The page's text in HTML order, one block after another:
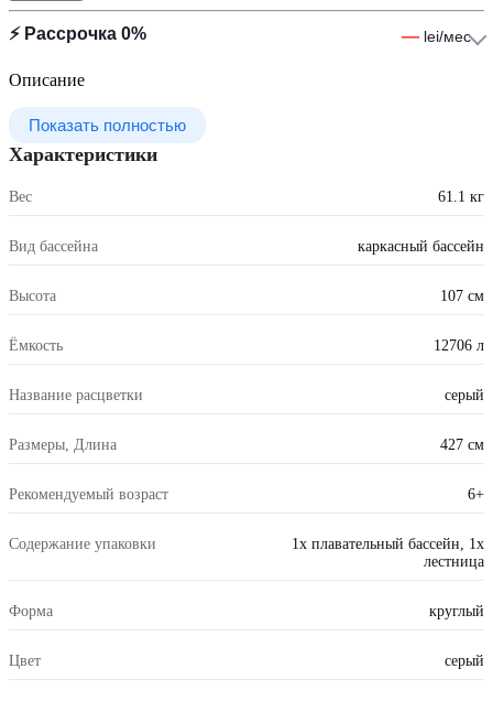
⚡ Рассрочка 0% — lei/мес
Описание
Показать полностью
Характеристики
Вес 61.1 кг
Вид бассейна каркасный бассейн
Высота 107 см
Ёмкость 12706 л
Название расцветки серый
Размеры, Длина 427 см
Рекомендуемый возраст 6+
Содержание упаковки
1x плавательный бассейн, 1x
лестница
Форма круглый
Цвет серый